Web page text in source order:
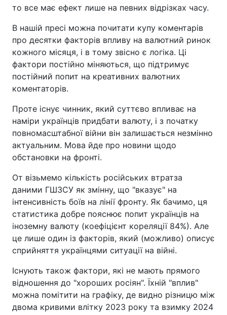
то все має ефект лише на певних відрізках часу.
В нашій пресі можна почитати купу коментарів
про десятки факторів впливу на валютний ринок
кожного місяця, і в тому звісно є логіка. Ці
фактори постійно міняються, що підтримує
постійний попит на креативних валютних
коментаторів.
Проте існує чинник, який суттєво впливає на
наміри українців придбати валюту, і з початку
повномасштабної війни він залишається незмінно
актуальним. Мова йде про новини щодо
обстановки на фронті.
От візьмемо кількість російських втратза
даними ГШЗСУ як змінну, що "вказує" на
інтенсивність боїв на лінії фронту. Як бачимо, ця
статистика добре пояснює попит українців на
іноземну валюту (коефіцієнт кореляції 84%). Але
це лише один із факторів, який (можливо) описує
сприйняття українцями ситуації на війні.
Існують також фактори, які не мають прямого
відношення до "хороших росіян". Їхній "вплив"
можна помітити на графіку, де видно різницю між
двома кривими влітку 2023 року та взимку 2024